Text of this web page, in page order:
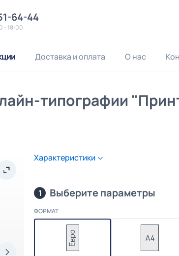
64-44
- 18:00
Доставка и оплата О нас
типографии
Характеристики
1 Выберите параметры
ФОРМАТ